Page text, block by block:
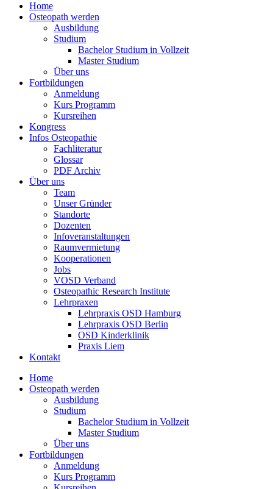
Home
Osteopath werden
Ausbildung
Studium
Bachelor Studium in Vollzeit
Master Studium
Über uns
Fortbildungen
Anmeldung
Kurs Programm
Kursreihen
Kongress
Infos Osteopathie
Fachliteratur
Glossar
PDF Archiv
Über uns
Team
Unser Gründer
Standorte
Dozenten
Infoveranstaltungen
Raumvermietung
Kooperationen
Jobs
VOSD Verband
Osteopathic Research Institute
Lehrpraxen
Lehrpraxis OSD Hamburg
Lehrpraxis OSD Berlin
OSD Kinderklinik
Praxis Liem
Kontakt
Home
Osteopath werden
Ausbildung
Studium
Bachelor Studium in Vollzeit
Master Studium
Über uns
Fortbildungen
Anmeldung
Kurs Programm